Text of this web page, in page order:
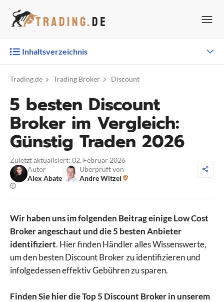
Inhalt
Inhaltsverzeichnis
Trading.de Trading Broker Discount
5 besten Discount
Broker im Vergleich:
Günstig Traden 2026
Zuletzt aktualisiert: 02. Februar 2026
Autor
Alex Abate
Überprüft von
Andre Witzel
Wir haben uns im folgenden Beitrag einige Low Cost
Broker angeschaut und die 5 besten Anbieter
identifiziert. Hier finden Händler alles Wissenswerte,
um den besten Discount Broker zu identifizieren und
infolgedessen effektiv Gebühren zu sparen.
Finden Sie hier die Top 5 Discount Broker in unserem